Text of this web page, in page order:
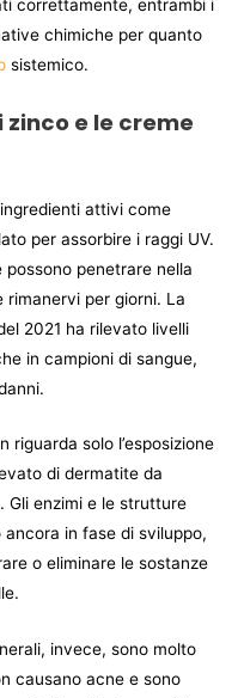
correttamente, entrambi i
chimiche per quanto
sistemico.
e le creme
attivi come
per assorbire i raggi UV.
penetrare nella
rimanervi per giorni. La
2021 ha rilevato livelli
in campioni di sangue,
riguarda solo l’esposizione
di dermatite da
enzimi e le strutture
in fase di sviluppo,
o eliminare le sostanze
invece, sono molto
causano acne e sono